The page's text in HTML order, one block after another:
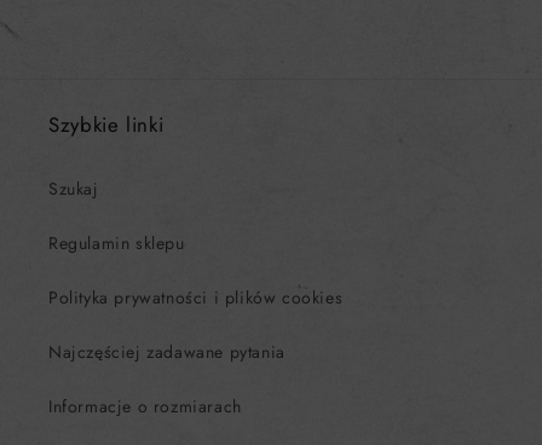
Szybkie linki
Szukaj
Regulamin sklepu
Polityka prywatności i plików cookies
Najczęściej zadawane pytania
Informacje o rozmiarach